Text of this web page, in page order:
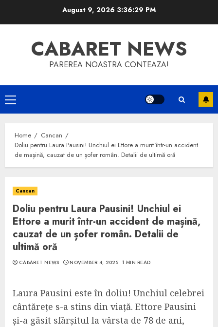
August 9, 2026 3:36:29 PM
CABARET NEWS
PAREREA NOASTRA CONTEAZA!
Primary
Menu
Home
Cancan
Doliu pentru Laura Pausini! Unchiul ei Ettore a murit într-un accident
de mașină, cauzat de un șofer român. Detalii de ultimă oră
Cancan
Doliu pentru Laura Pausini! Unchiul ei
Ettore a murit într-un accident de mașină,
cauzat de un șofer român. Detalii de
ultimă oră
CABARET NEWS NOVEMBER 4, 2025 1 MIN READ
Laura Pausini este în doliu! Unchiul celebrei
cântărețe s-a stins din viață. Ettore Pausini
și-a găsit sfârșitul la vârsta de 78 de ani,